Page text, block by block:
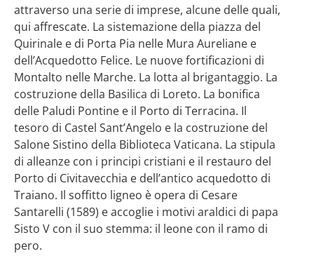
attraverso una serie di imprese, alcune delle quali,
qui affrescate. La sistemazione della piazza del
Quirinale e di Porta Pia nelle Mura Aureliane e
dell’Acquedotto Felice. Le nuove fortificazioni di
Montalto nelle Marche. La lotta al brigantaggio. La
costruzione della Basilica di Loreto. La bonifica
delle Paludi Pontine e il Porto di Terracina. Il
tesoro di Castel Sant’Angelo e la costruzione del
Salone Sistino della Biblioteca Vaticana. La stipula
di alleanze con i principi cristiani e il restauro del
Porto di Civitavecchia e dell’antico acquedotto di
Traiano. Il soffitto ligneo è opera di Cesare
Santarelli (1589) e accoglie i motivi araldici di papa
Sisto V con il suo stemma: il leone con il ramo di
pero.